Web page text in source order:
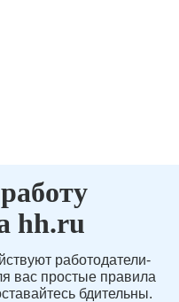
hh.ru
работодатели-
вас простые правила
бдительны.